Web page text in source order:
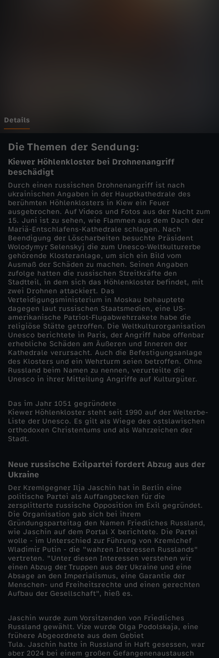
i
e
w
:
U
n
e
s
c
o
-
W
e
l
e
r
b
e
b
e
i
A
Details
Die Themen der Sendung:
Kiewer Höhlenkloster bei Drohnenangriff
beschädigt
Durch einen russischen Drohnenangriff ist nach
ukrainischen Angaben in der Hauptkathedrale des
berühmten Höhlenklosters in Kiew ein Feuer
ausgebrochen. Auf Videos und Fotos aus der Nacht zum
15. Juni ist zu sehen, wie Flammen aus dem Dach der
Mariä-Entschlafens-Kathedrale schlagen. Nach
Beendigung der Löscharbeiten besuchte Präsident
Wolodymyr Selenskyj die zum Unesco-Weltkulturerbe
gehörende Klosteranlage, um sich ein Bild vom
Ausmaß der Schäden zu machen. Seinen Angaben
zufolge hatten die russischen Streitkräfte den
Stadtteil, in dem sich das Höhlenkloster befindet, mit
zwei Drohnen attackiert. Das
Verteidigungsministerium in Moskau behauptete
dagegen laut russischen Staatsmedien, eine US-
amerikanische Patriot-Flugabwehrrakete habe die
religiöse Stätte getroffen. Die Weltkulturorganisation
Unesco berichtete in Paris, der Angriff habe offenbar
erhebliche Schäden am Äußeren und Inneren der
Kathedrale verursacht. Auch die Befestigungsanlage
des Klosters und ein Wehrturm seien betroffen. Ohne
Russland beim Namen zu nennen, verurteilte die
Unesco in ihrer Mitteilung Angriffe auf Kulturgüter.
Das im Jahr 1051 gegründete
Kiewer Höhlenkloster steht seit 1990 auf der Welterbe-
Liste der Unesco. Es gilt als Wiege des ostslawischen
orthodoxen Christentums und als Wahrzeichen der
Stadt.
Neue russische Exilpartei fordert Abzug aus der
Ukraine
Der Kremlgegner Ilja Jaschin hat in Berlin eine
politische Partei als Auffangbecken für die
zersplitterte russische Opposition im Exil gegründet.
Die Organisation gab sich bei ihrem
Gründungsparteitag den Namen Friedliches Russland,
wie Jaschin auf dem Portal X berichtete. Die Partei
wolle - im Unterschied zur Führung von Kremlchef
Wladimir Putin - die "wahren Interessen Russlands"
vertreten. "Unter diesen Interessen verstehen wir
einen Abzug der Truppen aus der Ukraine und eine
Absage an den Imperialismus, eine Garantie der
Menschen- und Freiheitsrechte und einen gerechten
Aufbau der Gesellschaft", hieß es.
Jaschin wurde zum Vorsitzenden von Friedliches
Russland gewählt. Vize wurde Olga Podolskaja, eine
frühere Abgeordnete aus dem Gebiet
Tula. Jaschin hatte in Russland in Haft gesessen, war
aber 2024 bei einem großen Gefangenenaustausch